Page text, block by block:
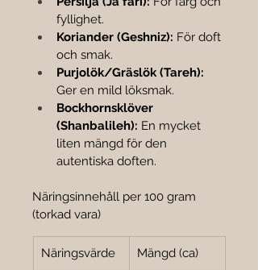
fyllighet.
Koriander (Geshniz): För doft
och smak.
Purjolök/Gräslök (Tareh):
Ger en mild löksmak.
Bockhornsklöver
(Shanbalileh): En mycket
liten mängd för den
autentiska doften.
Näringsinnehåll per 100 gram
(torkad vara)
Näringsvärde Mängd (ca)